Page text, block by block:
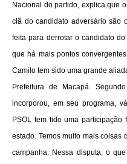
Nacional do partido, explica que
clã do candidato adversário são
feita para derrotar o candidato
que há mais pontos
Camilo tem sido uma grande
Prefeitura de Macapá.
incorporou, em seu programa,
PSOL tem tido uma
estado. Temos muito mais coisas
campanha. Nessa disputa, o